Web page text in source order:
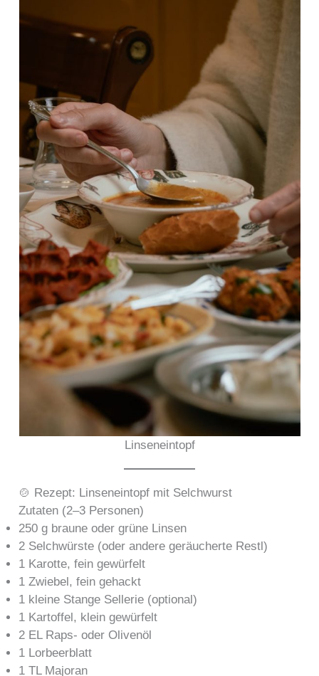
Linseneintopf
🍲 Rezept: Linseneintopf mit Selchwurst
Zutaten (2–3 Personen)
250 g braune oder grüne Linsen
2 Selchwürste (oder andere geräucherte Restl)
1 Karotte, fein gewürfelt
1 Zwiebel, fein gehackt
1 kleine Stange Sellerie (optional)
1 Kartoffel, klein gewürfelt
2 EL Raps- oder Olivenöl
1 Lorbeerblatt
1 TL Majoran